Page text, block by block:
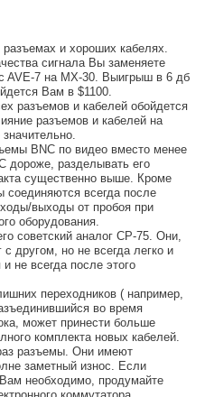
и хороших кабелях.
сигнала Вы заменяете
AVE-7 на MX-30. Выигрыш в 6 дб
Вам в $1100.
разъемов и кабелей обойдется
разъемов и кабелей на
BNC по видео вместо менее
дороже, разделывать его
существенно выше. Кроме
соединяются всегда после
выходы от пробоя при
оборудования.
советский аналог СР-75. Они,
другом, но не всегда легко и
не всегда после этого
переходников ( например,
во время
может принести больше
комплекта новых кабелей.
разъемы. Они имеют
заметный износ. Если
необходимо, продумайте